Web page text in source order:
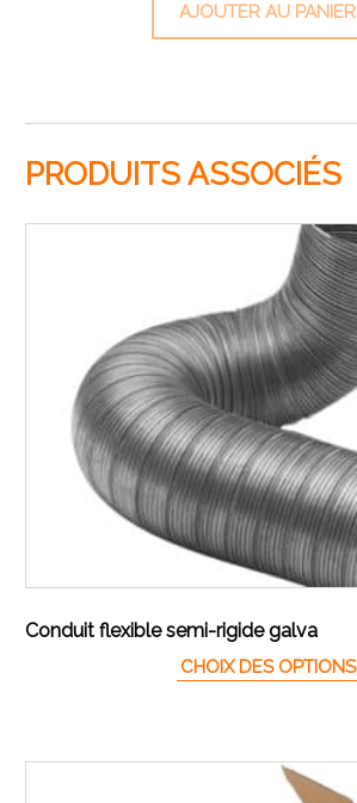
AJOUTER AU PANIER
PRODUITS ASSOCIÉS
Conduit flexible semi-rigide galva
CHOIX DES OPTIONS